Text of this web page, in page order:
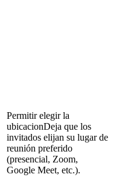
Permitir elegir la
ubicacionDeja que los
invitados elijan su lugar de
reunión preferido
(presencial, Zoom,
Google Meet, etc.).